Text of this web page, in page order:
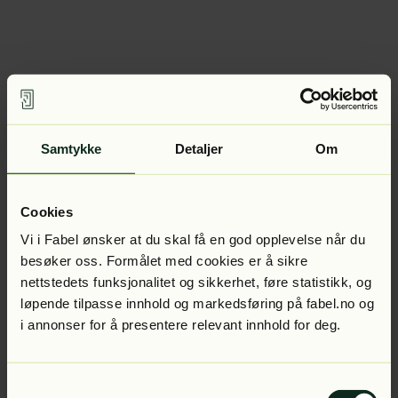
Samtykke Detaljer Om
Cookies
Vi i Fabel ønsker at du skal få en god opplevelse når du
besøker oss. Formålet med cookies er å sikre
nettstedets funksjonalitet og sikkerhet, føre statistikk, og
løpende tilpasse innhold og markedsføring på fabel.no og
i annonser for å presentere relevant innhold for deg.